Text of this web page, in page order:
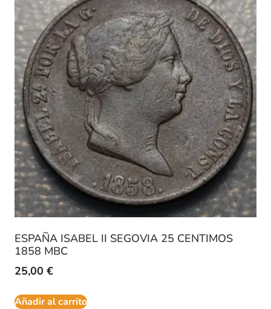
ESPAÑA ISABEL II SEGOVIA 25 CENTIMOS
1858 MBC
25,00 €
Añadir al carrito